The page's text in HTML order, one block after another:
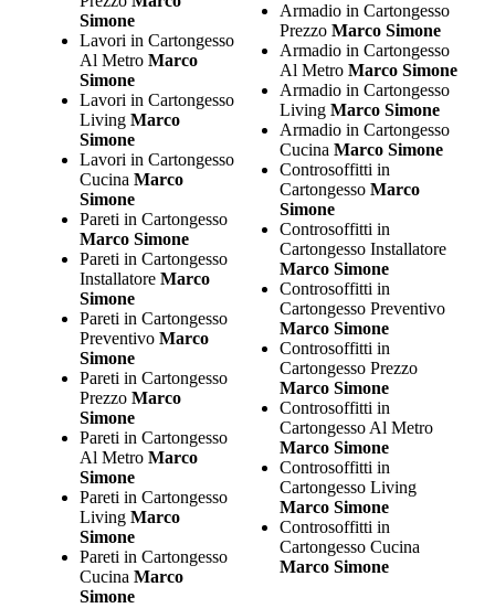
Simone
Lavori in Cartongesso
Al Metro Marco
Simone
Lavori in Cartongesso
Living Marco
Simone
Lavori in Cartongesso
Cucina Marco
Simone
Pareti in Cartongesso
Marco Simone
Pareti in Cartongesso
Installatore Marco
Simone
Pareti in Cartongesso
Preventivo Marco
Simone
Pareti in Cartongesso
Prezzo Marco
Simone
Pareti in Cartongesso
Al Metro Marco
Simone
Pareti in Cartongesso
Living Marco
Simone
Pareti in Cartongesso
Cucina Marco
Simone
Armadio in Cartongesso
PrezzoMarco Simone
Armadio in Cartongesso
Al MetroMarco Simone
Armadio in Cartongesso
LivingMarco Simone
Armadio in Cartongesso
CucinaMarco Simone
Controsoffitti in
CartongessoMarco
Simone
Controsoffitti in
Cartongesso Installatore
Marco Simone
Controsoffitti in
Cartongesso Preventivo
Marco Simone
Controsoffitti in
Cartongesso Prezzo
Marco Simone
Controsoffitti in
Cartongesso Al Metro
Marco Simone
Controsoffitti in
Cartongesso Living
Marco Simone
Controsoffitti in
Cartongesso Cucina
Marco Simone